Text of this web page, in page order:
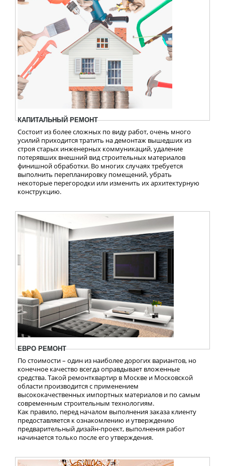
КАПИТАЛЬНЫЙ РЕМОНТ
Состоит из более сложных по виду работ, очень много
усилий приходится тратить на демонтаж вышедших из
строя старых инженерных коммуникаций, удаление
потерявших внешний вид строительных материалов
финишной обработки. Во многих случаях требуется
выполнить перепланировку помещений, убрать
некоторые перегородки или изменить их архитектурную
конструкцию.
ЕВРО РЕМОНТ
По стоимости – один из наиболее дорогих вариантов, но
конечное качество всегда оправдывает вложенные
средства. Такой ремонтквартир в Москве и Московской
области производится с применением
высококачественных импортных материалов и по самым
современным строительным технологиям.
Как правило, перед началом выполнения заказа клиенту
предоставляется к ознакомлению и утверждению
предварительный дизайн-проект, выполнения работ
начинается только после его утверждения.